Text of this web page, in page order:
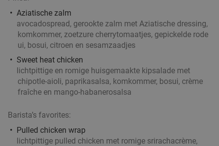
Aziatische zalm
avocadospread, gerookte zalm met Aziatische dressing,
komkommer, zoetzure cherrytomaatjes, gepickelde rode
ui, bosui, citroen en sesamzaadjes
Sweet heat chicken
lichtpittige en romige huisgemaakte kipsalade met
chipotle-aioli, paprikasalsa, komkommer, bosui, crème
fraîche en mango-habanerosalsa
Barista’s favorites:
Pulled chicken wrap
lichtpittige pulled chicken met romige srirachacrème,